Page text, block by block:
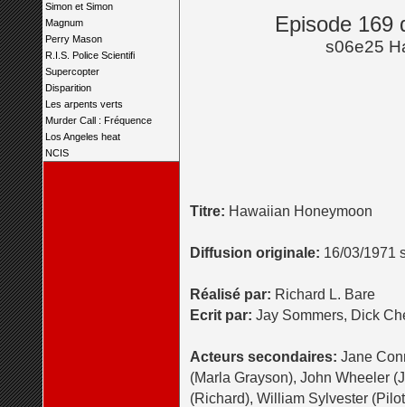
Simon et Simon
Magnum
Perry Mason
R.I.S. Police Scientifi
Supercopter
Disparition
Les arpents verts
Murder Call : Fréquence
Los Angeles heat
NCIS
Episode 169
s06e25
Titre: Hawaiian Honeymoon
Diffusion originale: 16/03/1971
Réalisé par: Richard L. Bare
Ecrit par: Jay Sommers, Dick
Acteurs secondaires: Jane
(Marla Grayson), John Wheeler
(Richard), William Sylvester